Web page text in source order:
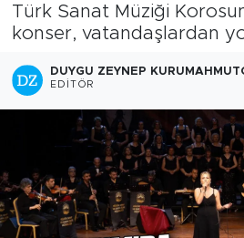
Türk Sanat Müziği
konser, vatandaşlardan
DUYGU ZEYNEP
EDITÖR